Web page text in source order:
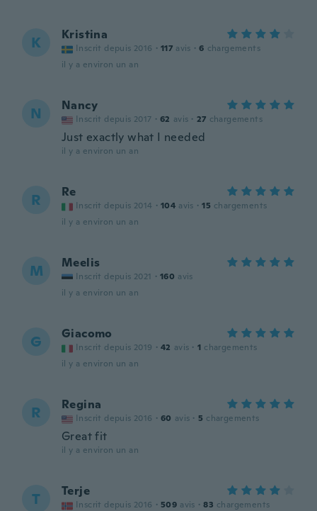
K Kristina
Inscrit depuis 2016 · 117 avis · 6 chargements
il y a environ un an
N Nancy
Inscrit depuis 2017 · 62 avis · 27 chargements
Just exactly what I needed
il y a environ un an
R Re
Inscrit depuis 2014 · 104 avis · 15 chargements
il y a environ un an
M Meelis
Inscrit depuis 2021 · 160 avis
il y a environ un an
G Giacomo
Inscrit depuis 2019 · 42 avis · 1 chargements
il y a environ un an
R Regina
Inscrit depuis 2016 · 60 avis · 5 chargements
Great fit
il y a environ un an
T Terje
Inscrit depuis 2016 · 509 avis · 83 chargements